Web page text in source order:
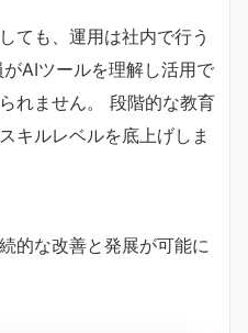
ても、運用は社内で行う
AIツールを理解し活用で
れません。 段階的な教育
キルレベルを底上げしま
的な改善と発展が可能に